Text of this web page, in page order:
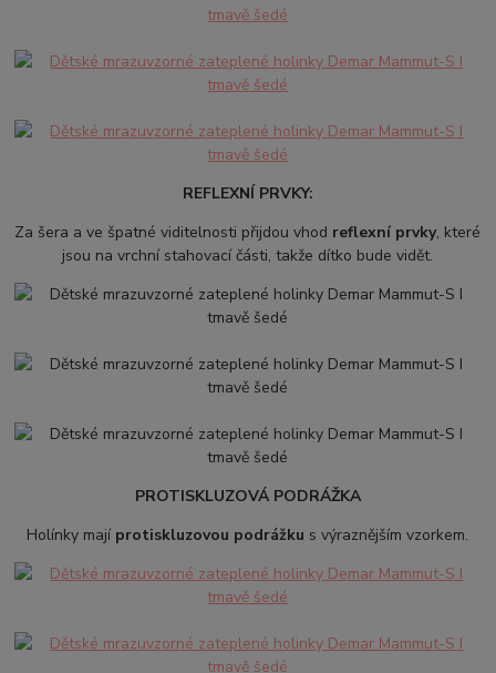
REFLEXNÍ PRVKY:
Za šera a ve špatné viditelnosti přijdou vhod reflexní prvky, které
jsou na vrchní stahovací části, takže dítko bude vidět.
PROTISKLUZOVÁ PODRÁŽKA
Holínky mají protiskluzovou podrážku s výraznějším vzorkem.